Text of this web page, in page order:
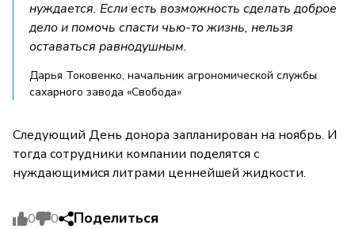
нуждается. Если есть возможность сделать доброе
дело и помочь спасти чью-то жизнь, нельзя
оставаться равнодушным.
Дарья Токовенко, начальник агрономической службы
сахарного завода «Свобода»
Следующий День донора запланирован на ноябрь. И
тогда сотрудники компании поделятся с
нуждающимися литрами ценнейшей жидкости.
0 0 Поделиться